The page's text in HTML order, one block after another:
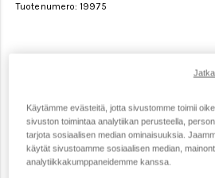
Tuotenumero: 19975
Käytämme evästeitä, jotta sivustomme toimii
sivuston toimintaa analytiikan perusteella,
tarjota sosiaalisen median ominaisuuksia.
käytät sivustoamme sosiaalisen median,
analytiikkakumppaneidemme kanssa.